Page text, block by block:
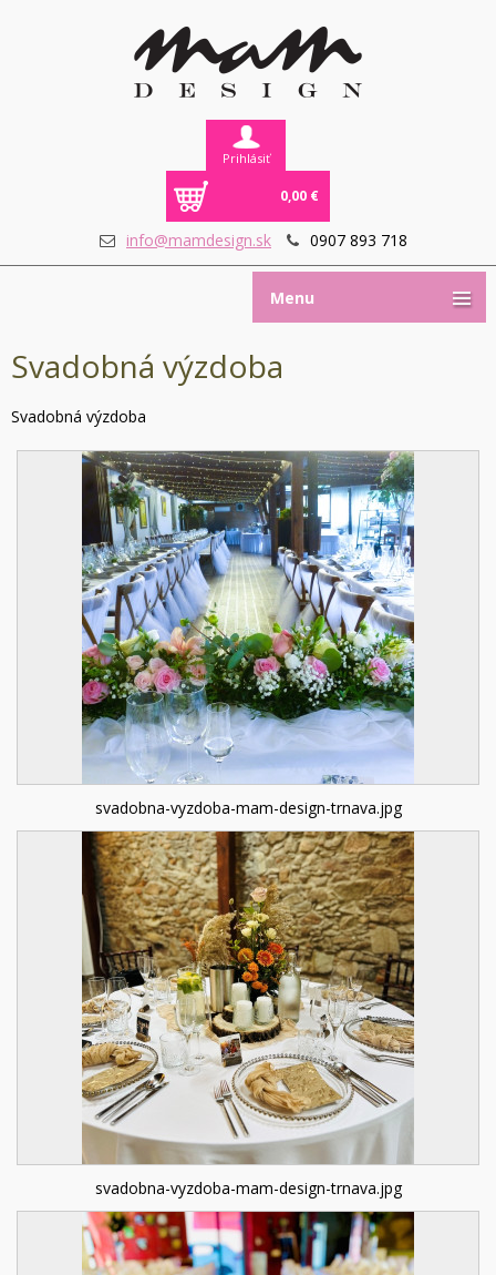
Prihlásiť
0,00 €
info@mamdesign.sk 0907 893 718
Svadobná výzdoba
Svadobná výzdoba
svadobna-vyzdoba-mam-design-trnava.jpg
svadobna-vyzdoba-mam-design-trnava.jpg
Menu